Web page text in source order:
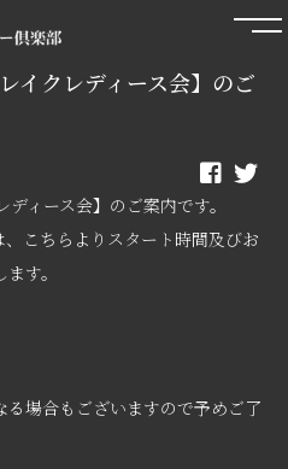
イクレディース会】のご
ィース会】のご案内です。
こちらよりスタート時間及びお
す。
場合もございますので予めご了